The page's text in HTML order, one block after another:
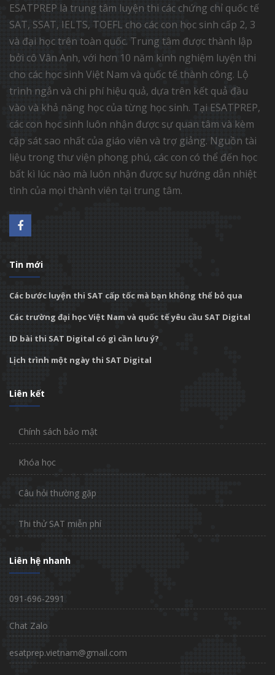
ESATPREP là trung tâm luyện thi các chứng chỉ quốc tế
SAT, SSAT, IELTS, TOEFL cho các con học sinh cấp 2, 3
và đại học trên toàn quốc. Trung tâm được thành lập
bởi cô Vân Anh, với hơn 10 năm kinh nghiệm luyện thi
cho các học sinh Việt Nam và quốc tế thành công. Lộ
trình ngắn và chi phí hiệu quả, dựa trên kết quả đầu
vào và khả năng học của từng học sinh. Tại ESATPREP,
các con học sinh luôn nhận được sự quan tâm và kèm
cặp sát sao nhất của giáo viên và trợ giảng. Nguồn tài
liệu trong thư viện phong phú, các con có thể đến học
bất kì lúc nào mà luôn nhận được sự hướng dẫn nhiệt
tình của mọi thành viên tại trung tâm.
Tin mới
Các bước luyện thi SAT cấp tốc mà bạn không thể bỏ qua
Các trường đại học Việt Nam và quốc tế yêu cầu SAT Digital
ID bài thi SAT Digital có gì cần lưu ý?
Lịch trình một ngày thi SAT Digital
Liên kết
Chính sách bảo mật
Khóa học
Câu hỏi thường gặp
Thi thử SAT miễn phí
Liên hệ nhanh
091-696-2991
Chat Zalo
esatprep.vietnam@gmail.com